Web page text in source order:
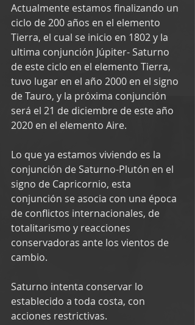
Actualmente estamos finalizando un
ciclo de 200 años en el elemento
Tierra, el cual se inicio en 1802 y la
ultima conjunción Júpiter- Saturno
de este ciclo en el elemento Tierra,
tuvo lugar en el año 2000 en el signo
de Tauro, y la próxima conjunción
será el 21 de diciembre de este año
2020 en el elemento Aire.
Lo que ya estamos viviendo es la
conjunción de Saturno-Plutón en el
signo de Capricornio, esta
conjunción se asocia con una época
de conflictos internacionales, de
totalitarismo y reacciones
conservadoras ante los vientos de
cambio.
Saturno intenta conservar lo
establecido a toda costa, con
acciones restrictivas.